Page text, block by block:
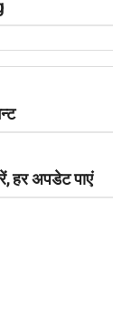
हर अपडेट पाएं